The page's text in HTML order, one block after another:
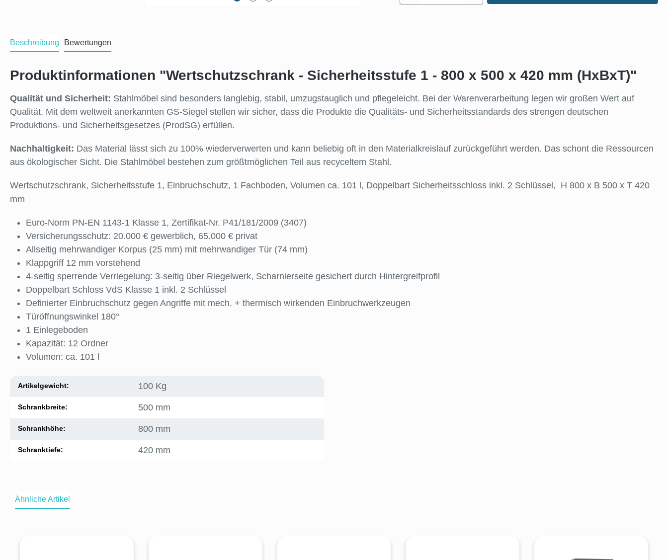
Beschreibung Bewertungen
Produktinformationen "Wertschutzschrank - Sicherheitsstufe 1 - 800 x 500 x 420 mm (HxBxT)"
Qualität und Sicherheit: Stahlmöbel sind besonders langlebig, stabil, umzugstauglich und pflegeleicht. Bei der Warenverarbeitung legen wir großen Wert auf
Qualität. Mit dem weltweit anerkannten GS-Siegel stellen wir sicher, dass die Produkte die Qualitäts- und Sicherheitsstandards des strengen deutschen
Produktions- und Sicherheitsgesetzes (ProdSG) erfüllen.
Nachhaltigkeit: Das Material lässt sich zu 100% wiederverwerten und kann beliebig oft in den Materialkreislauf zurückgeführt werden. Das schont die Ressourcen
aus ökologischer Sicht. Die Stahlmöbel bestehen zum größtmöglichen Teil aus recyceltem Stahl.
Wertschutzschrank, Sicherheitsstufe 1, Einbruchschutz, 1 Fachboden, Volumen ca. 101 l, Doppelbart Sicherheitsschloss inkl. 2 Schlüssel, H 800 x B 500 x T 420
mm
Euro-Norm PN-EN 1143-1 Klasse 1, Zertifikat-Nr. P41/181/2009 (3407)
Versicherungsschutz: 20.000 € gewerblich, 65.000 € privat
Allseitig mehrwandiger Korpus (25 mm) mit mehrwandiger Tür (74 mm)
Klappgriff 12 mm vorstehend
4-seitig sperrende Verriegelung: 3-seitig über Riegelwerk, Scharnierseite gesichert durch Hintergreifprofil
Doppelbart Schloss VdS Klasse 1 inkl. 2 Schlüssel
Definierter Einbruchschutz gegen Angriffe mit mech. + thermisch wirkenden Einbruchwerkzeugen
Türöffnungswinkel 180°
1 Einlegeboden
Kapazität: 12 Ordner
Volumen: ca. 101 l
Artikelgewicht: 100 Kg
Schrankbreite: 500 mm
Schrankhöhe: 800 mm
Schranktiefe: 420 mm
Ähnliche Artikel